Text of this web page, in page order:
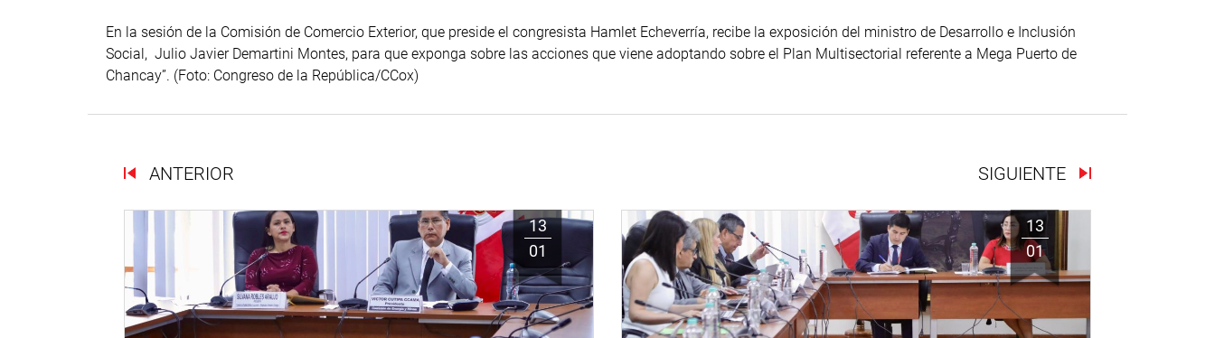
En la sesión de la Comisión de Comercio Exterior, que preside el congresista Hamlet Echeverría, recibe la exposición del ministro de Desarrollo e Inclusión
Social, Julio Javier Demartini Montes, para que exponga sobre las acciones que viene adoptando sobre el Plan Multisectorial referente a Mega Puerto de
Chancay”. (Foto: Congreso de la República/CCox)
ANTERIOR SIGUIENTE
13
01
13
01